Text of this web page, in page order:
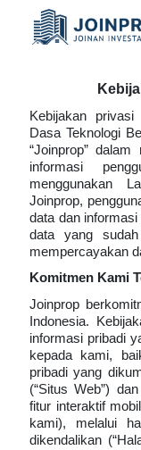
Kebijakan
Dasa Teknologi
“Joinprop”
informasi
menggunakan
Joinprop,
data dan
data yang
mempercayakan
Komitmen Kami
Joinprop
Indonesia.
informasi pribadi
kepada kami,
pribadi yang
(“Situs Web”)
fitur interaktif
kami), melalui
dikendalikan